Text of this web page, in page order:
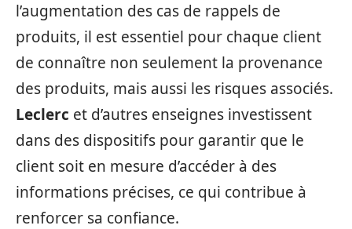
l’augmentation des cas de rappels de
produits, il est essentiel pour chaque client
de connaître non seulement la provenance
des produits, mais aussi les risques associés.
Leclerc et d’autres enseignes investissent
dans des dispositifs pour garantir que le
client soit en mesure d’accéder à des
informations précises, ce qui contribue à
renforcer sa confiance.